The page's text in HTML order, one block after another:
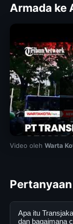
Armada ke
Video oleh Warta
Apa itu
dan bagaimana